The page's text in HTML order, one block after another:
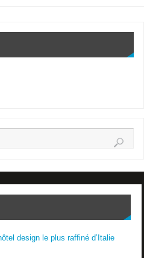
design le plus raffiné d’Italie